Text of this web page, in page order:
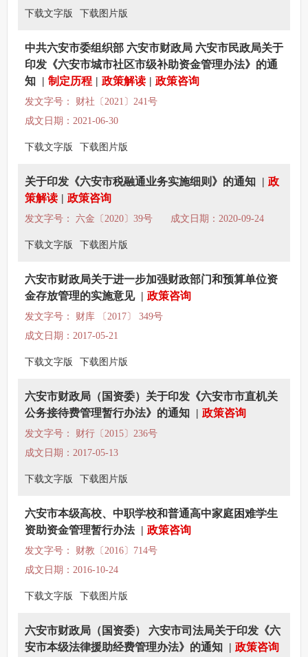
下载文字版 下载图片版
中共六安市委组织部 六安市财政局 六安市民政局关于
印发《六安市城市社区市级补助资金管理办法》的通
知 | 制定历程 | 政策解读 | 政策咨询
发文字号： 财社〔2021〕241号
成文日期：2021-06-30
下载文字版 下载图片版
关于印发《六安市税融通业务实施细则》的通知 | 政
策解读 | 政策咨询
发文字号： 六金〔2020〕39号 成文日期：2020-09-24
下载文字版 下载图片版
六安市财政局关于进一步加强财政部门和预算单位资
金存放管理的实施意见 | 政策咨询
发文字号： 财库 〔2017〕 349号
成文日期：2017-05-21
下载文字版 下载图片版
六安市财政局（国资委）关于印发《六安市市直机关
公务接待费管理暂行办法》的通知 | 政策咨询
发文字号： 财行〔2015〕236号
成文日期：2017-05-13
下载文字版 下载图片版
六安市本级高校、中职学校和普通高中家庭困难学生
资助资金管理暂行办法 | 政策咨询
发文字号： 财教〔2016〕714号
成文日期：2016-10-24
下载文字版 下载图片版
六安市财政局（国资委） 六安市司法局关于印发《六
安市本级法律援助经费管理办法》的通知 | 政策咨询